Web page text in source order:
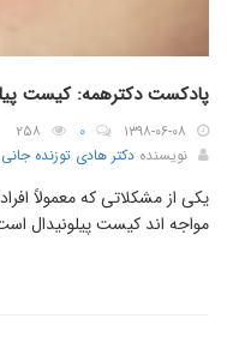
پادکست دکترهمه: کیست
۱۳۹۸-۰۶-۰۸ ۰
۲۵۸
نویسنده دکتر هادی توزنده جانی
یکی از مشکلاتی که معمولاً
مواجه اند کیست پیلونیدال